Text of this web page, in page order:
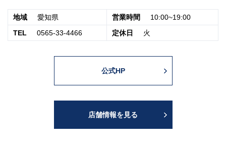
地域 愛知県 営業時間
10:00~19:00
TEL
0565-33-4466 定休日 火
公式HP
店舗情報を見る